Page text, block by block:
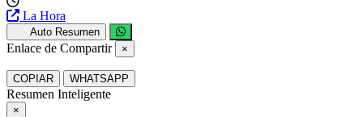
La Hora
Auto Resumen
Enlace de Compartir ×
COPIAR WHATSAPP
Resumen Inteligente
×